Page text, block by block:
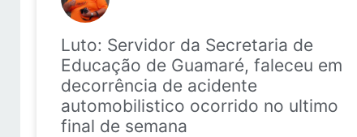
Luto: Servidor da Secretaria de
Educação de Guamaré, faleceu em
decorrência de acidente
automobilistico ocorrido no ultimo
final de semana